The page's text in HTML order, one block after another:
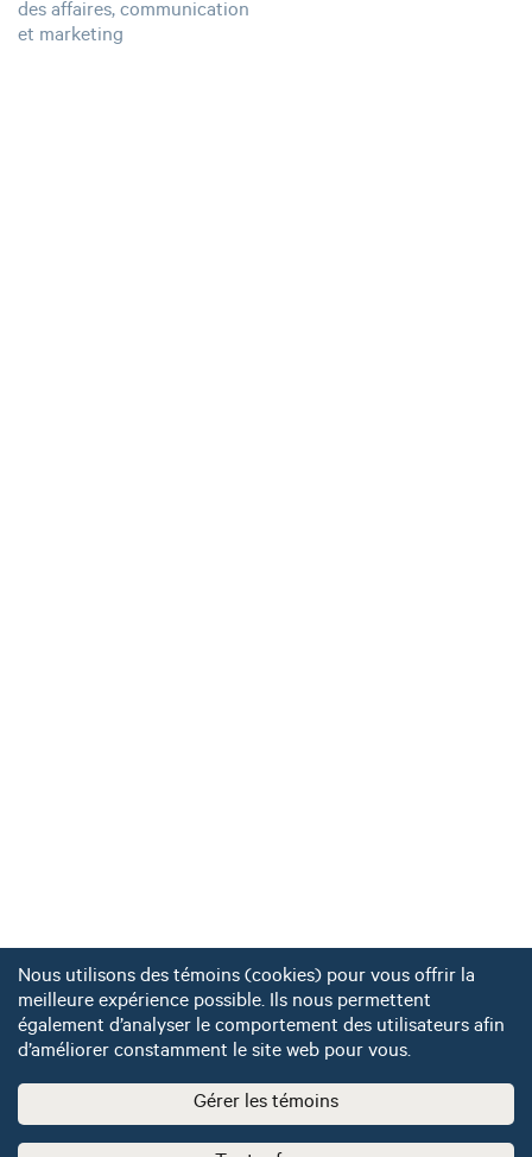
Nous utilisons des témoins (cookies) pour vous offrir la
meilleure expérience possible. Ils nous permettent
également d’analyser le comportement des utilisateurs afin
d’améliorer constamment le site web pour vous.
Gérer les témoins
des affaires, communication
et marketing